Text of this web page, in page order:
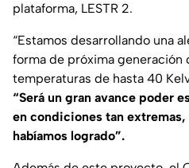
plataforma, LESTR 2.
“Estamos desarrollando una
forma de próxima generación
temperaturas de hasta 40
“Será un gran avance poder
en condiciones tan extremas,
habíamos logrado”.